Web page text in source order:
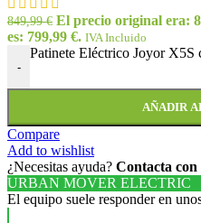
849,99€ El precio original era:
es: 799,99 €. IVA Incluido
-
Patinete Eléctrico Joyor X5S
AÑADIR
Compare
Add to wishlist
¿Necesitas ayuda? Contacta con
URBAN MOVER ELECTRIC
El equipo suele responder en